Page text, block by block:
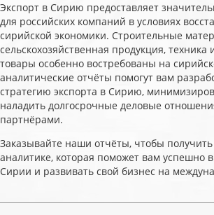
Экспорт в Сирию предоставляет
для российских компаний в условиях
сирийской экономики. Строительные
сельскохозяйственная продукция,
товары особенно востребованы на
аналитические отчёты помогут вам
стратегию экспорта в Сирию,
наладить долгосрочные деловые
партнёрами.
Заказывайте наши отчёты, чтобы получить
аналитике, которая поможет вам успешно
Сирии и развивать свой бизнес на